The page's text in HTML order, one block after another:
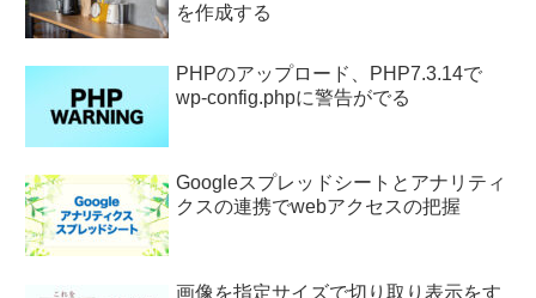
を作成する
PHPのアップロード、PHP7.3.14で
wp-config.phpに警告がでる
Googleスプレッドシートとアナリティ
クスの連携でwebアクセスの把握
画像を指定サイズで切り取り表示をす